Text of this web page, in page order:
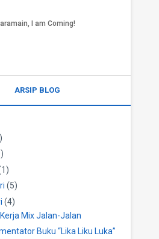
I am Coming!
ARSIP BLOG
(5)
(4)
Mix Jalan-Jalan
Buku “Lika Liku Luka”